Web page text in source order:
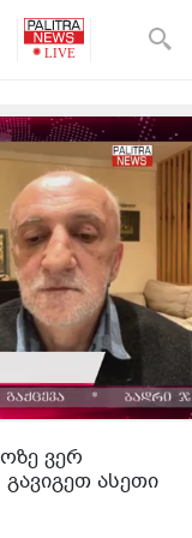
ვერ
გავიგეთ ასეთი